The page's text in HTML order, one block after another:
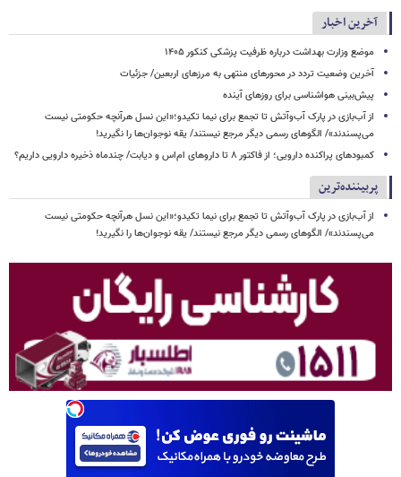
آخرین اخبار
موضع وزارت بهداشت درباره ظرفیت پزشکی کنکور ۱۴۰۵
آخرین وضعیت تردد در محورهای منتهی به مرزهای اربعین/ جزئیات
پیش‌بینی هواشناسی برای روزهای آینده
از آب‌بازی در پارک آب‌وآتش تا تجمع برای نیما تکیدو؛«این نسل هرآنچه حکومتی نیست
می‌پسندند»/ الگوهای رسمی دیگر مرجع نیستند/ یقه نوجوان‌ها را نگیرید!
کمبودهای پراکنده دارویی؛ از فاکتور ۸ تا داروهای ام‌اس و دیابت/ چندماه ذخیره دارویی داریم؟
پربیننده‌ترین
از آب‌بازی در پارک آب‌وآتش تا تجمع برای نیما تکیدو؛«این نسل هرآنچه حکومتی نیست
می‌پسندند»/ الگوهای رسمی دیگر مرجع نیستند/ یقه نوجوان‌ها را نگیرید!